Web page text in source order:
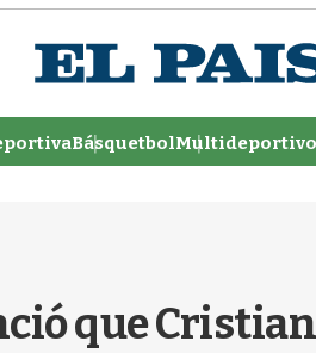
BásquetbolMultideportivo
que